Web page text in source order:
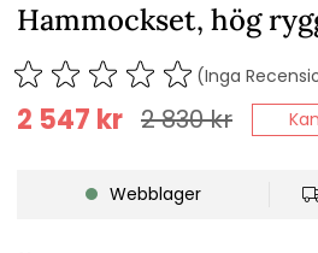
Hammockset, hög
(Inga
2 830kr
2 547 kr
Webblager